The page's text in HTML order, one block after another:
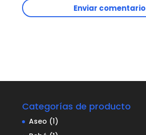
Enviar comentario
Categorías de producto
Aseo (1)